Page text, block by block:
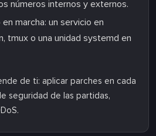
números internos y externos.
marcha: un servicio en
tmux o una unidad systemd en
de ti: aplicar parches en cada
seguridad de las partidas,